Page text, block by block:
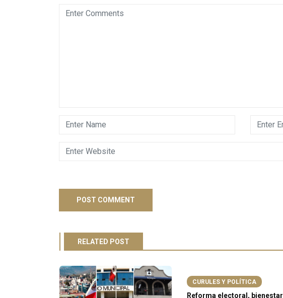
RELATED POST
CURULES Y POLÍTICA
Reforma electoral, bienestar